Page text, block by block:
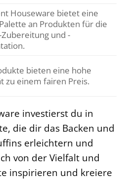
Houseware bietet eine
an Produkten für die
und -
bieten eine hohe
zu einem fairen Preis.
investierst du in
die dir das Backen und
erleichtern und
von der Vielfalt und
inspirieren und kreiere